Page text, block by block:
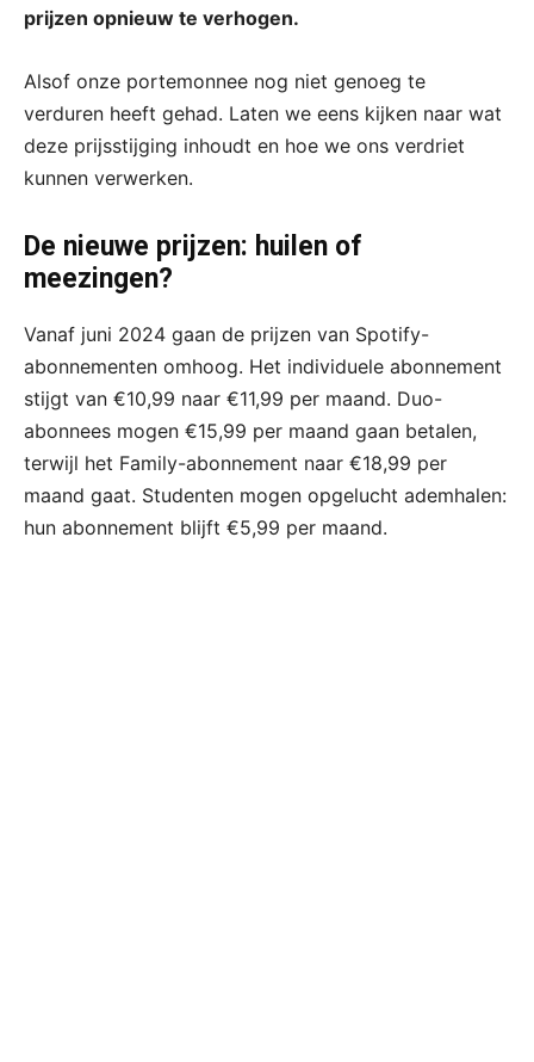
prijzen opnieuw te verhogen.
Alsof onze portemonnee nog niet genoeg te
verduren heeft gehad. Laten we eens kijken naar wat
deze prijsstijging inhoudt en hoe we ons verdriet
kunnen verwerken.​
De nieuwe prijzen: huilen of
meezingen?
Vanaf juni 2024 gaan de prijzen van Spotify-
abonnementen omhoog. Het individuele abonnement
stijgt van €10,99 naar €11,99 per maand. Duo-
abonnees mogen €15,99 per maand gaan betalen,
terwijl het Family-abonnement naar €18,99 per
maand gaat. Studenten mogen opgelucht ademhalen:
hun abonnement blijft €5,99 per maand. ​